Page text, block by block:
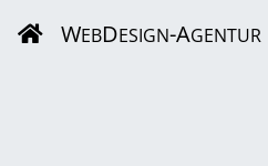
WEBDESIGN-AGENTUR